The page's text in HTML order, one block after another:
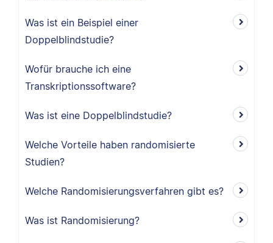
Was ist ein Beispiel einer
Doppelblindstudie?
Wofür brauche ich eine
Transkriptionssoftware?
Was ist eine Doppelblindstudie?
Welche Vorteile haben randomisierte
Studien?
Welche Randomisierungsverfahren gibt es?
Was ist Randomisierung?